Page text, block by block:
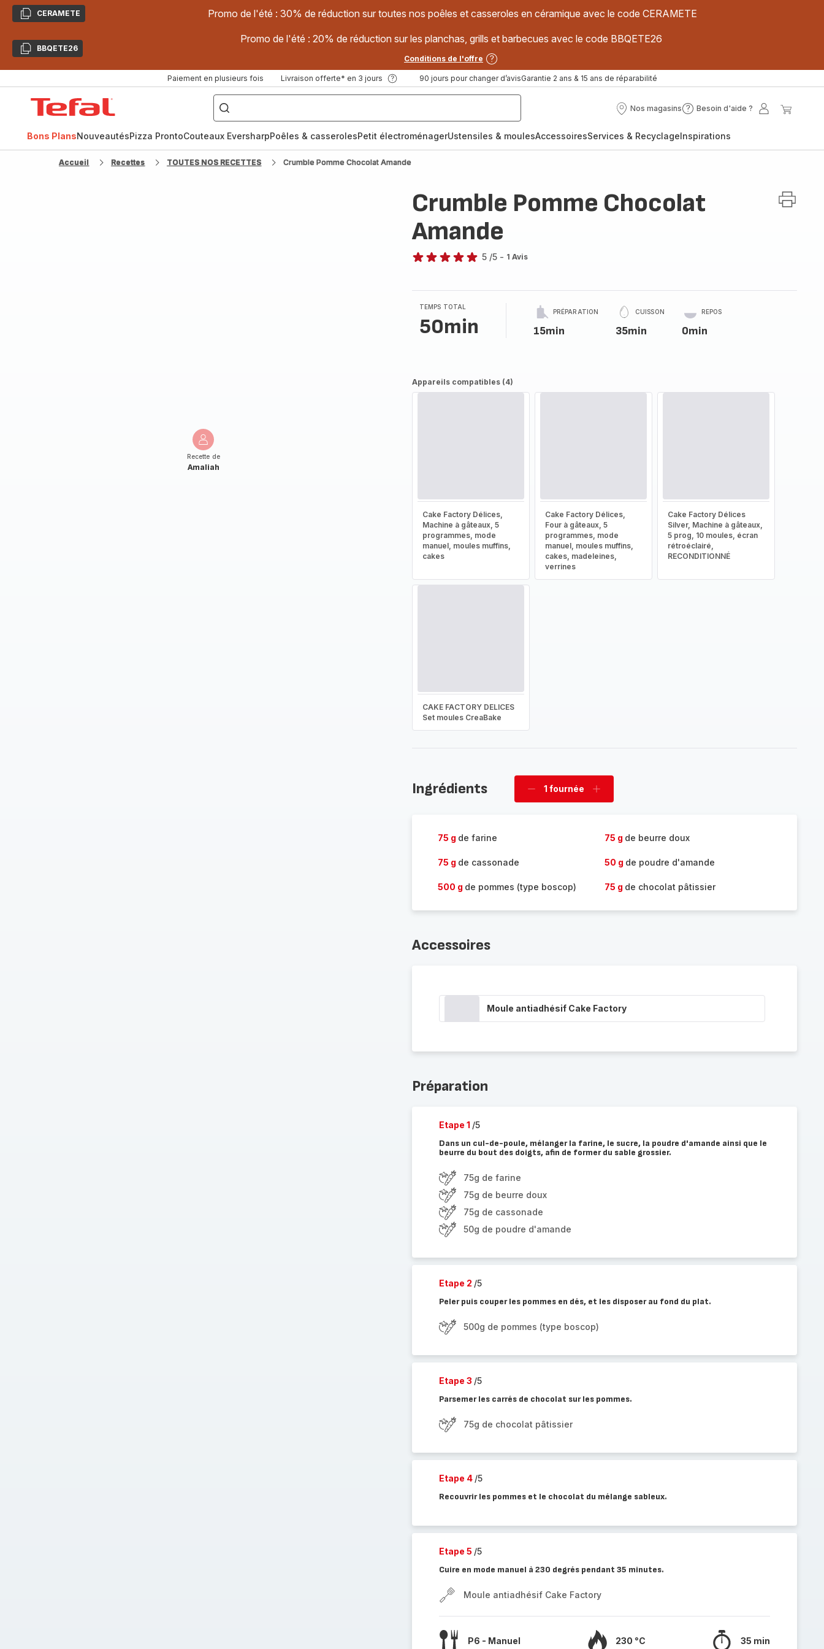
CopierCERAMETE Promo de l'été : 30% de réduction sur toutes nos poêles et casseroles en céramique avec le code CERAMETE
CopierBBQETE26
Promo de l'été : 20% de réduction sur les planchas, grills et barbecues avec le code BBQETE26
Conditions de l'offre
Paiement en plusieurs fois Livraison offerte* en 3 jours 90 jours pour changer d’avisGarantie 2 ans & 15 ans de réparabilité
["Poêles
inox,
Cake
Factory,
Nos magasins
Nos
Besoin d'aide ?
Besoin
?
Mon
Bons PlansNouveautésPizza ProntoCouteaux EversharpPoêles & casserolesPetit électroménagerUstensiles & moulesAccessoiresServices & RecyclageInspirations
Accueil Recettes TOUTES NOS RECETTES Crumble Pomme Chocolat Amande
Recette de
Amaliah
Crumble Pomme Chocolat
Amande
étoiles
(moyenne)
5 /5 - 1 Avis
TEMPS TOTAL
50min
PRÉPARATION
15min
CUISSON
35min
REPOS
0min
Appareils compatibles (4)
Cake Factory Délices,
Machine à gâteaux, 5
programmes, mode
manuel, moules muffins,
cakes
Cake Factory Délices,
Four à gâteaux, 5
programmes, mode
manuel, moules muffins,
cakes, madeleines,
verrines
Cake Factory Délices
Silver, Machine à gâteaux,
5 prog, 10 moules, écran
rétroéclairé,
RECONDITIONNÉ
CAKE FACTORY DELICES
Set moules CreaBake
Ingrédients
Supprimer
1 fournée
Ajouter
75 g de farine 75 g de beurre doux
75 g de cassonade 50 g de poudre d'amande
500 g de pommes (type boscop) 75 g de chocolat pâtissier
Accessoires
Moule antiadhésif Cake Factory
Préparation
Etape 1 /5
Dans un cul-de-poule, mélanger la farine, le sucre, la poudre d'amande ainsi que le
beurre du bout des doigts, afin de former du sable grossier.
75g de farine
75g de beurre doux
75g de cassonade
50g de poudre d'amande
Etape 2 /5
Peler puis couper les pommes en dés, et les disposer au fond du plat.
500g de pommes (type boscop)
Etape 3 /5
Parsemer les carrés de chocolat sur les pommes.
75g de chocolat pâtissier
Etape 4 /5
Recouvrir les pommes et le chocolat du mélange sableux.
Etape 5 /5
Cuire en mode manuel à 230 degrés pendant 35 minutes.
Moule antiadhésif Cake Factory
P6 - Manuel 230 °C 35 min